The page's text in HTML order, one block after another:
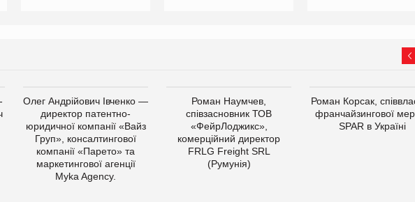
Олег Андрійович Івченко —
директор патентно-
юридичної компанії «Вайз
Груп», консалтингової
компанії «Парето» та
маркетингової агенції
Myka Agency.
Роман Наумчев,
співзасновник ТОВ
«ФейрЛоджикс»,
комерційний директор
FRLG Freight SRL
(Румунія)
Роман Корсак,
франчайзингової
SPAR в Україні